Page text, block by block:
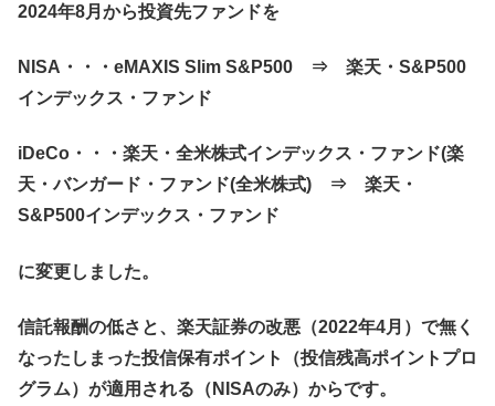
2024年8月から投資先ファンドを
NISA・・・eMAXIS Slim S&P500 ⇒ 楽天・S&P500
インデックス・ファンド
iDeCo・・・楽天・全米株式インデックス・ファンド(楽
天・バンガード・ファンド(全米株式) ⇒ 楽天・
S&P500インデックス・ファンド
に変更しました。
信託報酬の低さ と、楽天証券の改悪（2022年4月）で無く
なったしまった投信保有ポイント（投信残高ポイントプロ
グラム）が適用される（NISAのみ）からです。